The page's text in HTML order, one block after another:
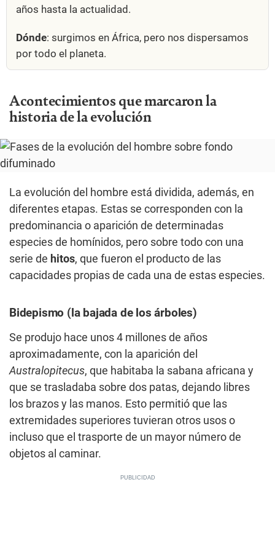
años hasta la actualidad.
Dónde: surgimos en África, pero nos dispersamos
por todo el planeta.
Acontecimientos que marcaron la
historia de la evolución
La evolución del hombre está dividida, además, en
diferentes etapas. Estas se corresponden con la
predominancia o aparición de determinadas
especies de homínidos, pero sobre todo con una
serie de hitos, que fueron el producto de las
capacidades propias de cada una de estas especies.
Bidepismo (la bajada de los árboles)
Se produjo hace unos 4 millones de años
aproximadamente, con la aparición del
Australopitecus, que habitaba la sabana africana y
que se trasladaba sobre dos patas, dejando libres
los brazos y las manos. Esto permitió que las
extremidades superiores tuvieran otros usos o
incluso que el trasporte de un mayor número de
objetos al caminar.